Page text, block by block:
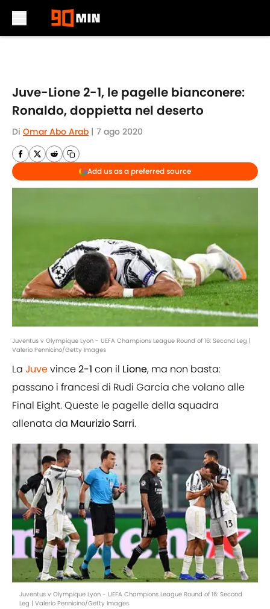
Juve-Lione 2-1, le pagelle bianconere:
Ronaldo, doppietta nel deserto
Di Omar Abo Arab | 7 ago 2020
Add us as a preferred source
Juventus v Olympique Lyon - UEFA Champions League Round of 16: Second Leg |
Valerio Pennicino/Getty Images
La Juvevince2-1 con il Lione, ma non basta:
passano i francesi di Rudi Garcia che volano alle
Final Eight. Queste le pagelle della squadra
allenata da Maurizio Sarri.
Juventus v Olympique Lyon - UEFA Champions League Round of 16: Second
Leg | Valerio Pennicino/Getty Images